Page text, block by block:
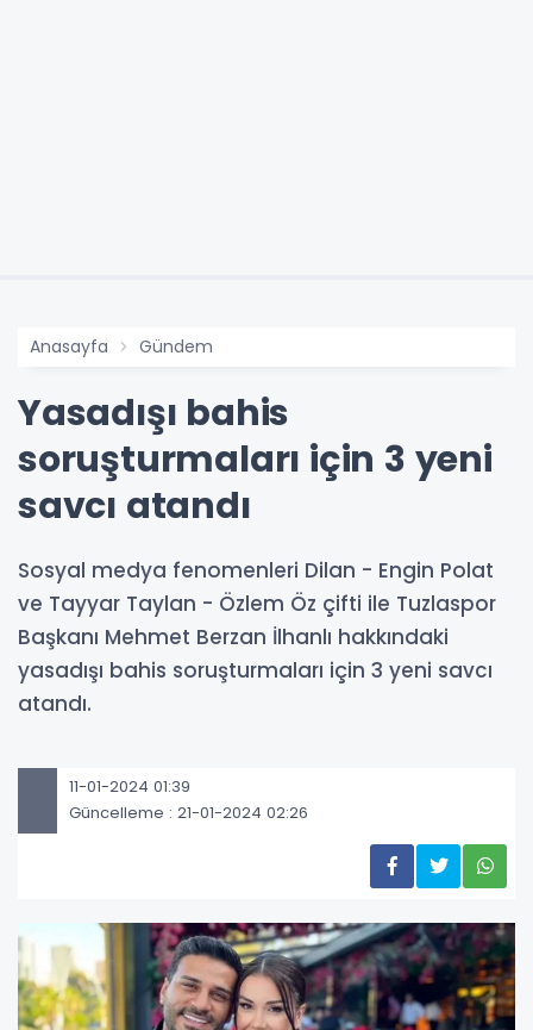
Anasayfa Gündem
Yasadışı bahis
soruşturmaları için 3 yeni
savcı atandı
Sosyal medya fenomenleri Dilan - Engin Polat
ve Tayyar Taylan - Özlem Öz çifti ile Tuzlaspor
Başkanı Mehmet Berzan İlhanlı hakkındaki
yasadışı bahis soruşturmaları için 3 yeni savcı
atandı.
11-01-2024 01:39
Güncelleme : 21-01-2024 02:26